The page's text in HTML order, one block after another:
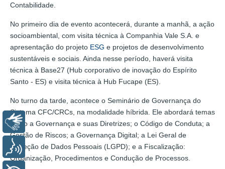
Contabilidade.
No primeiro dia de evento acontecerá, durante a manhã, a ação
socioambiental, com visita técnica à Companhia Vale S.A. e
apresentação do projeto ESG e projetos de desenvolvimento
sustentáveis e sociais. Ainda nesse período, haverá visita
técnica à Base27 (Hub corporativo de inovação do Espírito
Santo - ES) e visita técnica à Hub Fucape (ES).
No turno da tarde, acontece o Seminário de Governança do
Sistema CFC/CRCs, na modalidade híbrida. Ele abordará temas
como a Governança e suas Diretrizes; o Código de Conduta; a
Gestão de Riscos; a Governança Digital; a Lei Geral de
Proteção de Dados Pessoais (LGPD); e a Fiscalização:
Organização, Procedimentos e Condução de Processos.
Libras
Voz